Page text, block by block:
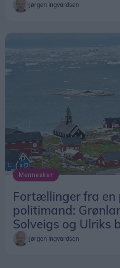
Jørgen Ingvardsen
Mennesker
Fortællinger fra en
politimand:
Solveigs og Ulriks
Jørgen Ingvardsen